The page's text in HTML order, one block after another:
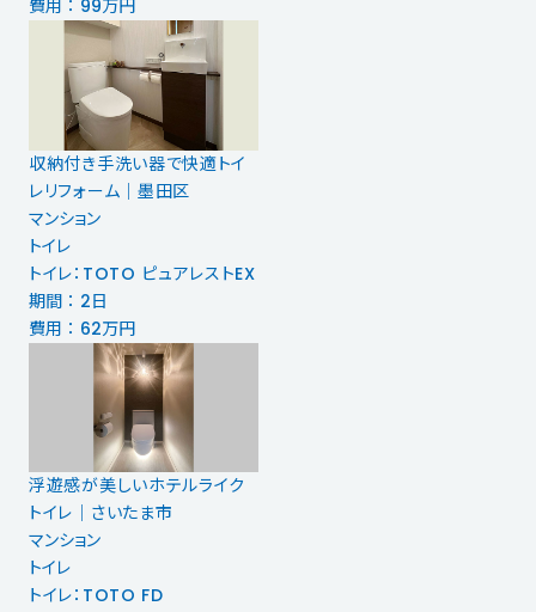
費用 ： 99万円
収納付き手洗い器で快適トイ
レリフォーム｜墨田区
マンション
トイレ
トイレ：TOTO ピュアレストEX
期間 ： 2日
費用 ： 62万円
浮遊感が美しいホテルライク
トイレ｜さいたま市
マンション
トイレ
トイレ：TOTO FD